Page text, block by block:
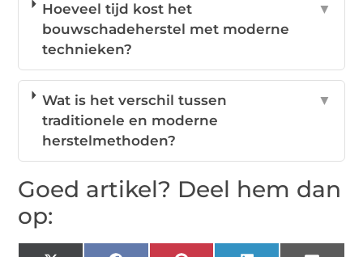
Hoeveel tijd kost het
bouwschadeherstel met moderne
technieken?
▼
Wat is het verschil tussen
traditionele en moderne
herstelmethoden?
▼
Goed artikel? Deel hem dan
op: